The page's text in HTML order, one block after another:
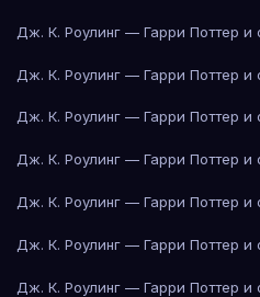
Дж. К. Роулинг — Гарри Поттер и
Дж. К. Роулинг — Гарри Поттер и
Дж. К. Роулинг — Гарри Поттер и
Дж. К. Роулинг — Гарри Поттер и
Дж. К. Роулинг — Гарри Поттер и
Дж. К. Роулинг — Гарри Поттер и
Дж. К. Роулинг — Гарри Поттер и